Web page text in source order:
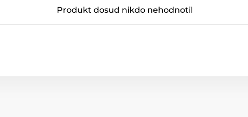
Produkt dosud nikdo nehodnotil